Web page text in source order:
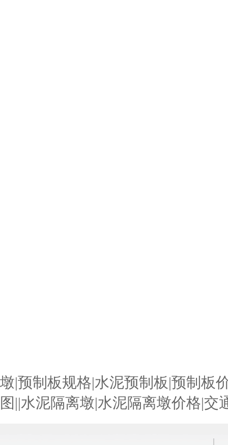
墩|预制板规格|水泥预制板|预制板
图||水泥隔离墩|水泥隔离墩价格|